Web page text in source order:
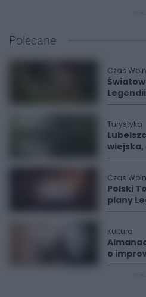
Polecane
Czas
Legendii
Turystyka
Czas
Polski
plany
Kultura
o